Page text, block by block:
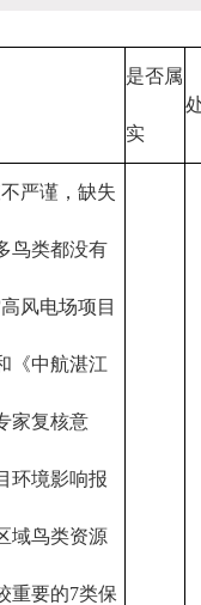
是否属
实
严谨，缺失
鸟类都没有
风电场项目
《中航湛江
家复核意
环境影响报
域鸟类资源
重要的7类保